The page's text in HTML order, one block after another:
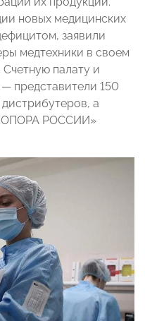
новых медицинских
заявили
медтехники в своем
палату и
представители 150
а
РОССИИ»